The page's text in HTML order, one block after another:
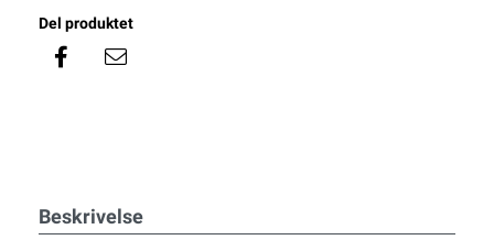
Del produktet
Beskrivelse